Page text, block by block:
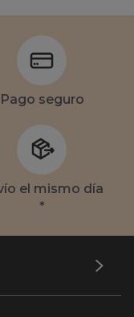
Pago seguro
el mismo día
*